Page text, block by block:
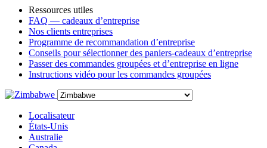
Ressources utiles
FAQ — cadeaux d’entreprise
Nos clients entreprises
Programme de recommandation d’entreprise
Conseils pour sélectionner des paniers-cadeaux d’entreprise
Passer des commandes groupées et d’entreprise en ligne
Instructions vidéo pour les commandes groupées
Localisateur
États-Unis
Australie